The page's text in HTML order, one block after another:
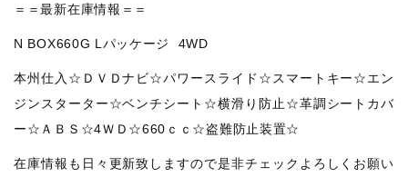
＝＝最新在庫情報＝＝
N BOX660G Lパッケージ 4WD
本州仕入☆ＤＶＤナビ☆パワースライド☆スマートキー☆エン
ジンスターター☆ベンチシート☆横滑り防止☆革調シートカバ
ー☆ＡＢＳ☆4ＷＤ☆660ｃｃ☆盗難防止装置☆
在庫情報も日々更新致しますので是非チェックよろしくお願い